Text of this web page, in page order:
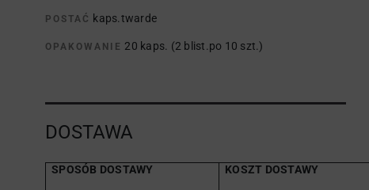
POSTAĆ kaps.twarde
OPAKOWANIE 20 kaps. (2 blist.po 10 szt.)
DOSTAWA
SPOSÓB DOSTAWY KOSZT DOSTAWY